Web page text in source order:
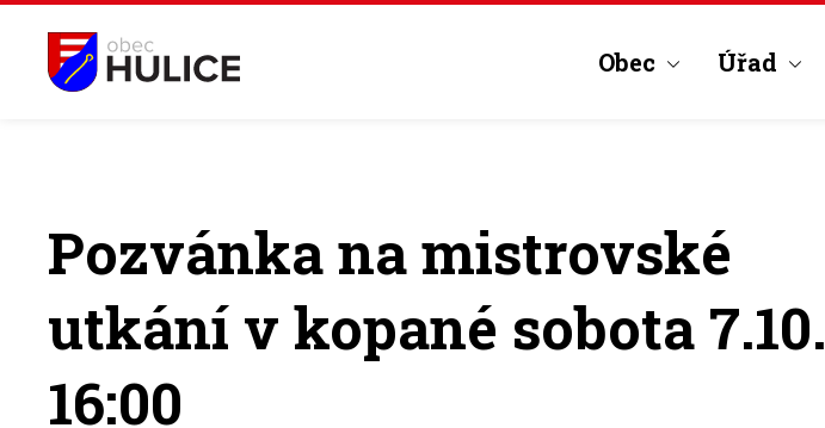
Obec Úřad
Pozvánka na mistrovské
utkání v kopané sobota 7.10.
16:00